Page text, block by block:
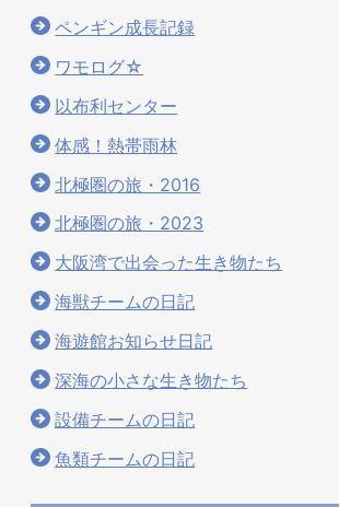
ペンギン成長記録
ワモログ☆
以布利センター
体感！熱帯雨林
北極圏の旅・2016
北極圏の旅・2023
大阪湾で出会った生き物たち
海獣チームの日記
海遊館お知らせ日記
深海の小さな生き物たち
設備チームの日記
魚類チームの日記